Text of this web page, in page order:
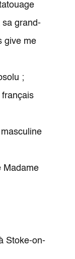
sa grand-
give me
;
français
Madame
Stoke-on-